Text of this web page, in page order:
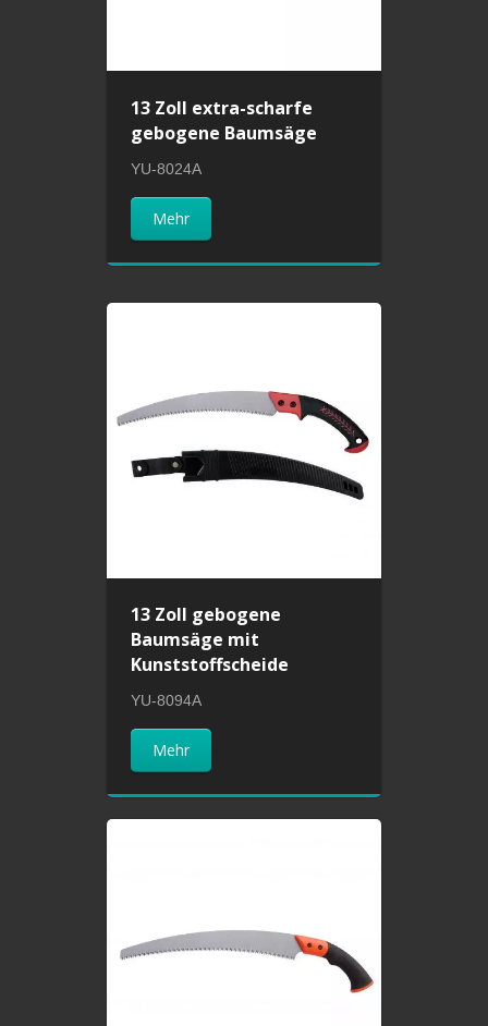
13 Zoll extra-scharfe
gebogene Baumsäge
YU-8024A
Mehr
13 Zoll gebogene
Baumsäge mit
Kunststoffscheide
YU-8094A
Mehr